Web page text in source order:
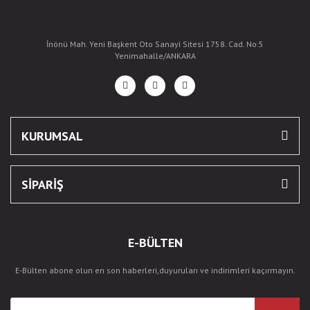
İnönü Mah. Yeni Başkent Oto Sanayi Sitesi 1758. Cad. No:5
Yenimahalle/ANKARA
KURUMSAL
SİPARİŞ
E-BÜLTEN
E-Bülten abone olun en son haberleri,duyuruları ve indirimleri kaçırmayın.